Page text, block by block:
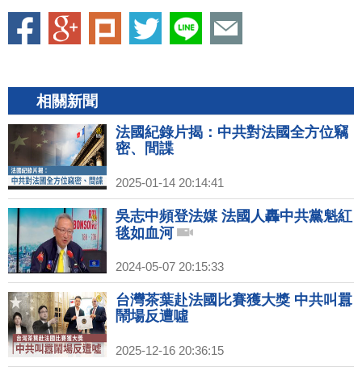
相關新聞
法國紀錄片揭：中共對法國全方位竊
密、間諜
2025-01-14 20:14:41
吳志中頻登法媒 法國人轟中共黨魁紅
毯如血河
2024-05-07 20:15:33
台灣茶葉赴法國比賽獲大獎 中共叫囂
鬧場反遭噓
2025-12-16 20:36:15